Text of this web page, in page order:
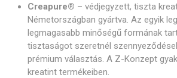
Creapure® – védjegyzett, tiszta
Németországban gyártva. Az egyik
legmagasabb minőségű formának
tisztaságot szeretnél
prémium választás. A Z-Konzept
kreatint termékeiben.